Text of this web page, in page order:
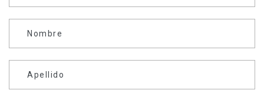
Nombre
Apellido